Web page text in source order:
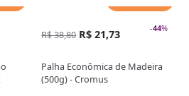
-44%
R$ 38,80 R$ 21,73
Palha Econômica de Madeira
(500g) - Cromus